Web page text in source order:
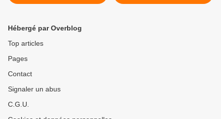
Hébergé par Overblog
Top articles
Pages
Contact
Signaler un abus
C.G.U.